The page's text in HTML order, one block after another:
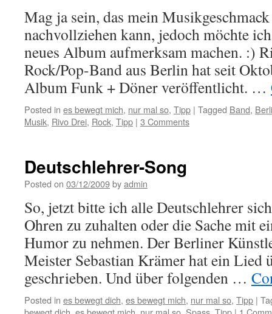
Mag ja sein, das mein
nachvollziehen kann, jedoch möchte
neues Album aufmerksam machen. :)
Rock/Pop-Band aus Berlin hat seit
Album Funk + Döner veröffentlicht. …
Posted in es bewegt mich, nur mal so, Tipp | Tagged Band,
Musik, Rivo Drei, Rock, Tipp | 3 Comments
Deutschlehrer-Song
Posted on 03/12/2009byadmin
So, jetzt bitte ich alle Deutschlehrer
Ohren zu zuhalten oder die Sache mit
Humor zu nehmen. Der Berliner
Meister Sebastian Krämer hat ein Lied
geschrieben. Und über folgenden …
Posted in es bewegt dich, es bewegt mich, nur mal so, Tipp |